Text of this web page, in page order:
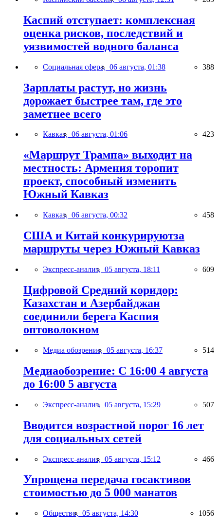
Каспий отступает: комплексная
оценка рисков, последствий и
уязвимостей водного баланса
Социальная сфера, 06 августа, 01:38 388
Зарплаты растут, но жизнь
дорожает быстрее там, где это
заметнее всего
Кавказ, 06 августа, 01:06 423
«Маршрут Трампа» выходит на
местность: Армения торопит
проект, способный изменить
Южный Кавказ
Кавказ, 06 августа, 00:32 458
США и Китай конкурируютза
маршруты через Южный Кавказ
Экспресс-анализ, 05 августа, 18:11 609
Цифровой Средний коридор:
Казахстан и Азербайджан
соединили берега Каспия
оптоволокном
Медиа обозрение, 05 августа, 16:37 514
Медиаобозрение: С 16:00 4 августа
до 16:00 5 августа
Экспресс-анализ, 05 августа, 15:29 507
Вводится возрастной порог 16 лет
для социальных сетей
Экспресс-анализ, 05 августа, 15:12 466
Упрощена передача госактивов
стоимостью до 5 000 манатов
Общество, 05 августа, 14:30 1056